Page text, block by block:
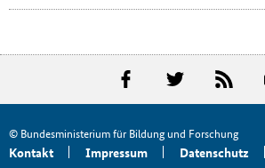
© Bundesministerium für Bildung und Forschung
Kontakt Impressum Datenschutz